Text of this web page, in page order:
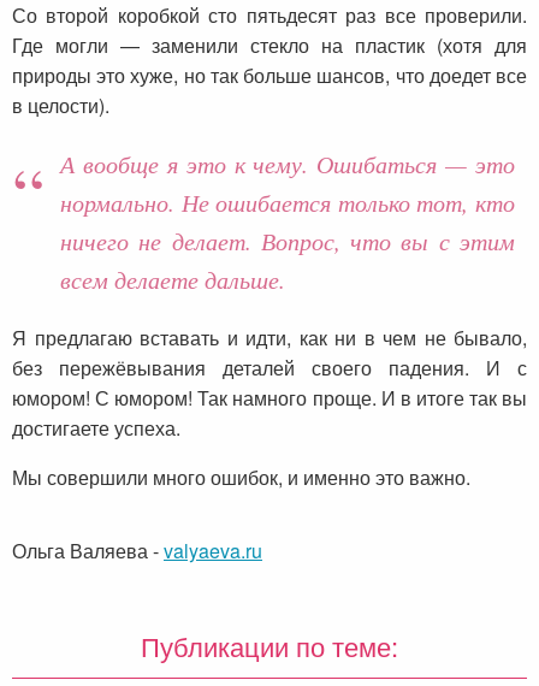
Со второй коробкой сто пятьдесят раз все проверили.
Где могли — заменили стекло на пластик (хотя для
природы это хуже, но так больше шансов, что доедет все
в целости).
А вообще я это к чему. Ошибаться — это
нормально. Не ошибается только тот, кто
ничего не делает. Вопрос, что вы с этим
всем делаете дальше.
Я предлагаю вставать и идти, как ни в чем не бывало,
без пережёвывания деталей своего падения. И с
юмором! С юмором! Так намного проще. И в итоге так вы
достигаете успеха.
Мы совершили много ошибок, и именно это важно.
Ольга Валяева-valyaeva.ru
Публикации по теме: